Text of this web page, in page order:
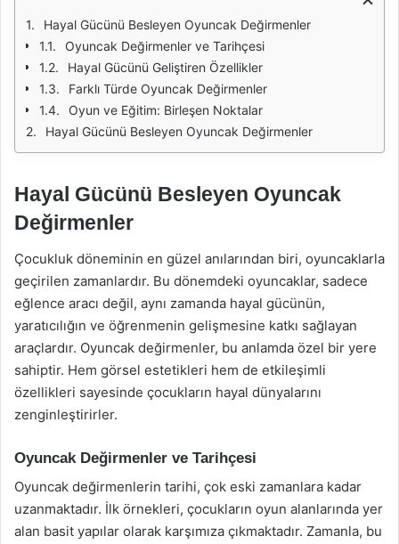
Hayal Gücünü Besleyen Oyuncak Değirmenler
Oyuncak Değirmenler ve Tarihçesi
Hayal Gücünü Geliştiren Özellikler
Farklı Türde Oyuncak Değirmenler
Oyun ve Eğitim: Birleşen Noktalar
Hayal Gücünü Besleyen Oyuncak Değirmenler
Hayal Gücünü Besleyen Oyuncak
Değirmenler
Çocukluk döneminin en güzel anılarından biri, oyuncaklarla
geçirilen zamanlardır. Bu dönemdeki oyuncaklar, sadece
eğlence aracı değil, aynı zamanda hayal gücünün,
yaratıcılığın ve öğrenmenin gelişmesine katkı sağlayan
araçlardır. Oyuncak değirmenler, bu anlamda özel bir yere
sahiptir. Hem görsel estetikleri hem de etkileşimli
özellikleri sayesinde çocukların hayal dünyalarını
zenginleştirirler.
Oyuncak Değirmenler ve Tarihçesi
Oyuncak değirmenlerin tarihi, çok eski zamanlara kadar
uzanmaktadır. İlk örnekleri, çocukların oyun alanlarında yer
alan basit yapılar olarak karşımıza çıkmaktadır. Zamanla, bu